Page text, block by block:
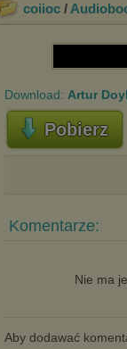
coiioc /
Download: Artur
Pobierz
Komentarze:
Nie ma
Aby dodawać